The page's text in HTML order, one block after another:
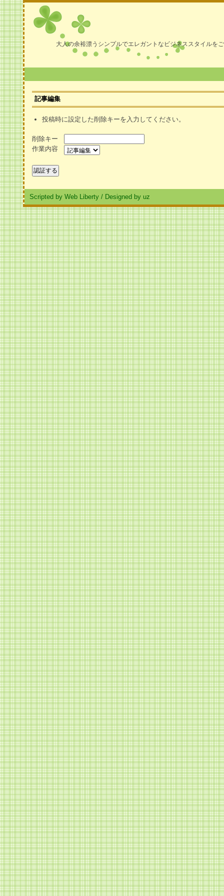
大人の余裕漂うシンプルでエレガントなビジネススタイルを
記事編集
投稿時に設定した削除キーを入力してください。
削除キー
作業内容
Scripted by Web Liberty / Designed by uz